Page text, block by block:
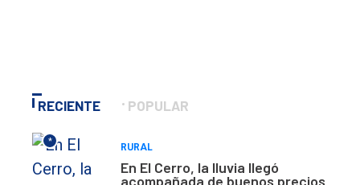
RECIENTE POPULAR
*
RURAL
En El Cerro, la lluvia llegó
acompañada de buenos precios